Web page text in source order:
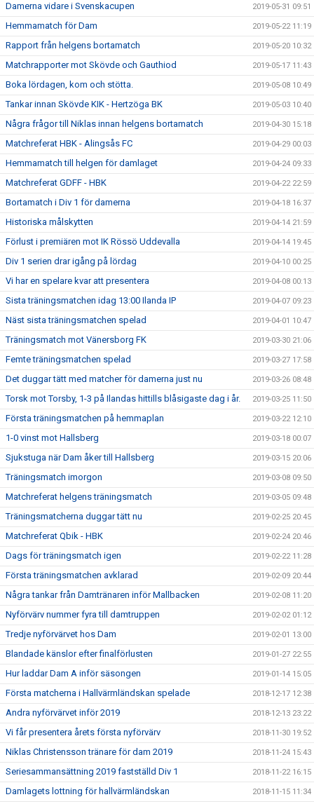
Damerna vidare i Svenskacupen 2019-05-31 09:51
Hemmamatch för Dam 2019-05-22 11:19
Rapport från helgens bortamatch 2019-05-20 10:32
Matchrapporter mot Skövde och Gauthiod 2019-05-17 11:43
Boka lördagen, kom och stötta. 2019-05-08 10:49
Tankar innan Skövde KIK - Hertzöga BK 2019-05-03 10:40
Några frågor till Niklas innan helgens bortamatch 2019-04-30 15:18
Matchreferat HBK - Alingsås FC 2019-04-29 00:03
Hemmamatch till helgen för damlaget 2019-04-24 09:33
Matchreferat GDFF - HBK 2019-04-22 22:59
Bortamatch i Div 1 för damerna 2019-04-18 16:37
Historiska målskytten 2019-04-14 21:59
Förlust i premiären mot IK Rössö Uddevalla 2019-04-14 19:45
Div 1 serien drar igång på lördag 2019-04-10 00:25
Vi har en spelare kvar att presentera 2019-04-08 00:13
Sista träningsmatchen idag 13:00 Ilanda IP 2019-04-07 09:23
Näst sista träningsmatchen spelad 2019-04-01 10:47
Träningsmatch mot Vänersborg FK 2019-03-30 21:06
Femte träningsmatchen spelad 2019-03-27 17:58
Det duggar tätt med matcher för damerna just nu 2019-03-26 08:48
Torsk mot Torsby, 1-3 på Ilandas hittills blåsigaste dag i år. 2019-03-25 11:50
Första träningsmatchen på hemmaplan 2019-03-22 12:10
1-0 vinst mot Hallsberg 2019-03-18 00:07
Sjukstuga när Dam åker till Hallsberg 2019-03-15 20:06
Träningsmatch imorgon 2019-03-08 09:50
Matchreferat helgens träningsmatch 2019-03-05 09:48
Träningsmatcherna duggar tätt nu 2019-02-25 20:45
Matchreferat Qbik - HBK 2019-02-24 20:46
Dags för träningsmatch igen 2019-02-22 11:28
Första träningsmatchen avklarad 2019-02-09 20:44
Några tankar från Damtränaren inför Mallbacken 2019-02-08 11:20
Nyförvärv nummer fyra till damtruppen 2019-02-02 01:12
Tredje nyförvärvet hos Dam 2019-02-01 13:00
Blandade känslor efter finalförlusten 2019-01-27 22:55
Hur laddar Dam A inför säsongen 2019-01-14 15:05
Första matcherna i Hallvärmländskan spelade 2018-12-17 12:38
Andra nyförvärvet inför 2019 2018-12-13 23:22
Vi får presentera årets första nyförvärv 2018-11-30 19:52
Niklas Christensson tränare för dam 2019 2018-11-24 15:43
Seriesammansättning 2019 fastställd Div 1 2018-11-22 16:15
Damlagets lottning för hallvärmländskan 2018-11-15 11:34